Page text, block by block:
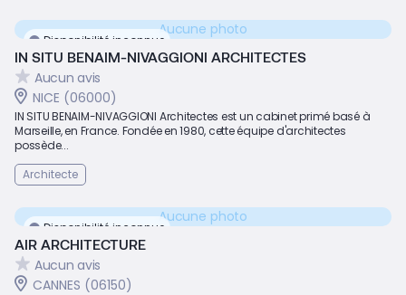
Disponibilité inconnue
Aucune photo
IN SITU BENAIM-NIVAGGIONI ARCHITECTES
Aucun avis
NICE (06000)
IN SITU BENAIM-NIVAGGIONI Architectes est un cabinet primé basé à
Marseille, en France. Fondée en 1980, cette équipe d'architectes
possède...
Architecte
Disponibilité inconnue
Aucune photo
AIR ARCHITECTURE
Aucun avis
CANNES (06150)